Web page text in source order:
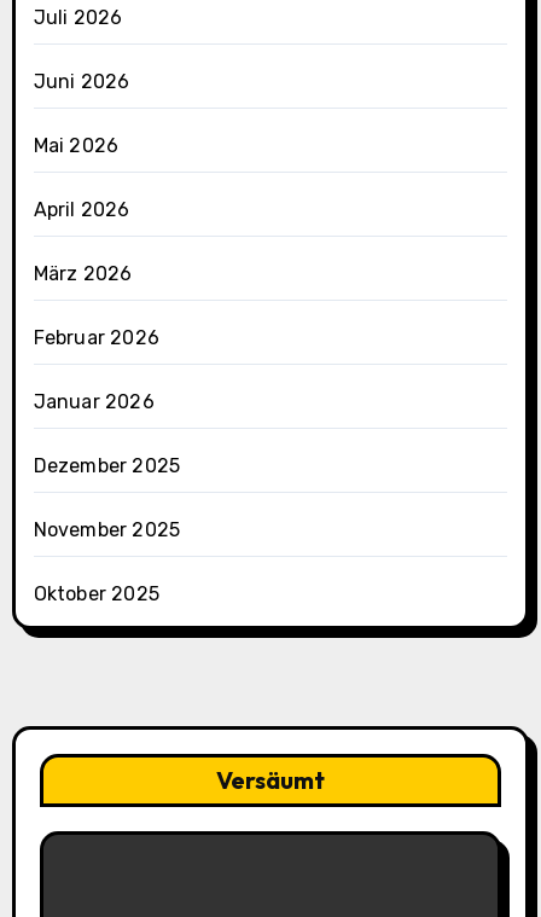
Juli 2026
Juni 2026
Mai 2026
April 2026
März 2026
Februar 2026
Januar 2026
Dezember 2025
November 2025
Oktober 2025
Versäumt